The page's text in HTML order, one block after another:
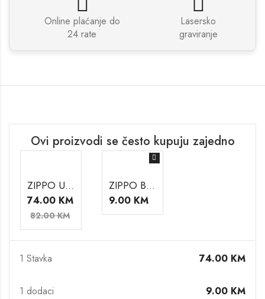
Online plaćanje do
24 rate
Lasersko
graviranje
Ovi proizvodi se često kupuju zajedno
ZIPPO UPALJAČ 229
74.00 KM
82.00KM
ZIPPO BENZIN
9.00 KM
1 Stavka 74.00 KM
1 dodaci 9.00 KM